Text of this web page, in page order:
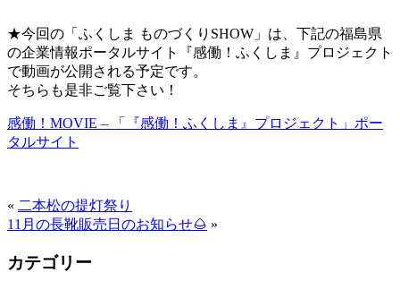
★今回の「ふくしま ものづくりSHOW」は、下記の福島県
の企業情報ポータルサイト『感働！ふくしま』プロジェクト
で動画が公開される予定です。
そちらも是非ご覧下さい！
感働！MOVIE – 「『感働！ふくしま』プロジェクト」ポー
タルサイト
« 二本松の提灯祭り
11月の長靴販売日のお知らせ🌰 »
カテゴリー